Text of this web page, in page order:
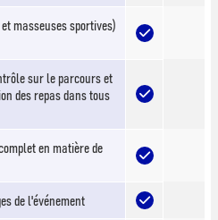
masseuses sportives)
sur le parcours et
des repas dans tous
en matière de
de l'événement